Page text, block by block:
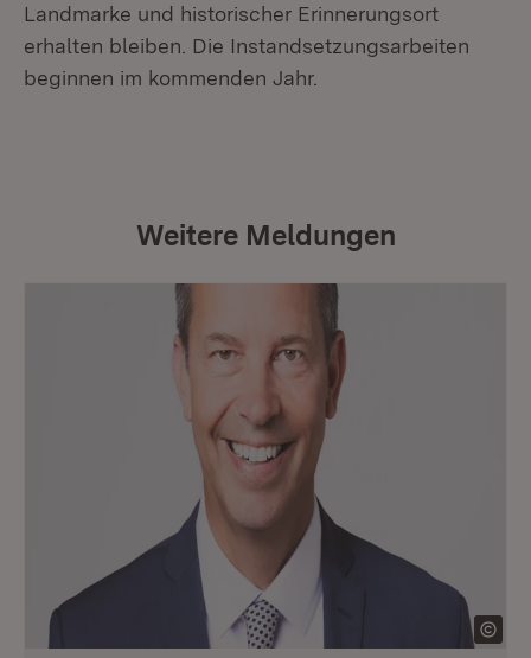
Landmarke und historischer Erinnerungsort
erhalten bleiben. Die Instandsetzungsarbeiten
beginnen im kommenden Jahr.
Weitere Meldungen